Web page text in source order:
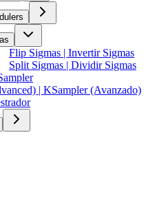
Flip Sigmas | Invertir Sigmas
Split Sigmas | Dividir Sigmas
| KSampler (Avanzado)